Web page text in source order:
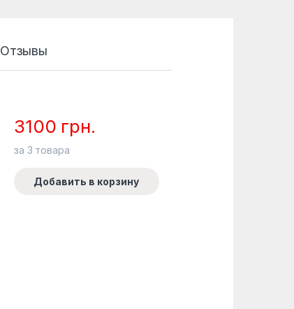
Отзывы
3100 грн.
за 3 товара
Добавить в корзину